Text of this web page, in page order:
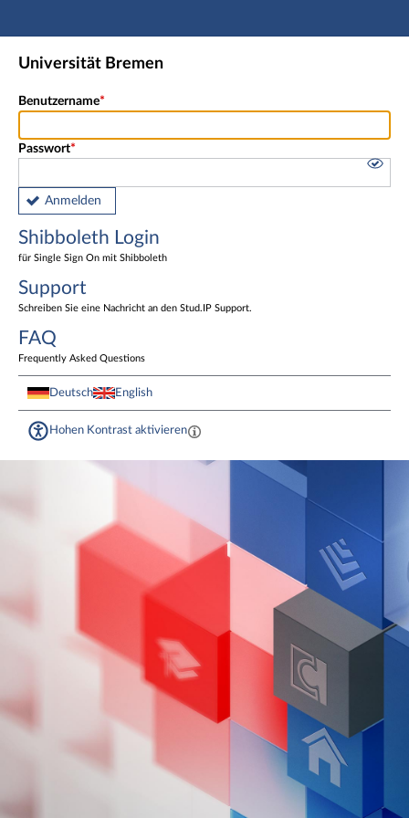
Hauptnavigation
Shibboleth Login
Universität Bremen
Benutzername
Passwort
Anmelden
Shibboleth Login
für Single Sign On mit Shibboleth
Support
Schreiben Sie eine Nachricht an den Stud.IP Support.
FAQ
Frequently Asked Questions
Deutsch English
Hohen Kontrast aktivieren